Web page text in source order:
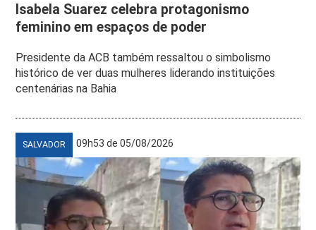
Isabela Suarez celebra protagonismo
feminino em espaços de poder
Presidente da ACB também ressaltou o simbolismo
histórico de ver duas mulheres liderando instituições
centenárias na Bahia
SALVADOR 09h53 de 05/08/2026